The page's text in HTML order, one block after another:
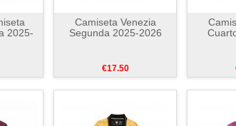
2025-
Camiseta Venezia
Segunda 2025-2026
€17.50